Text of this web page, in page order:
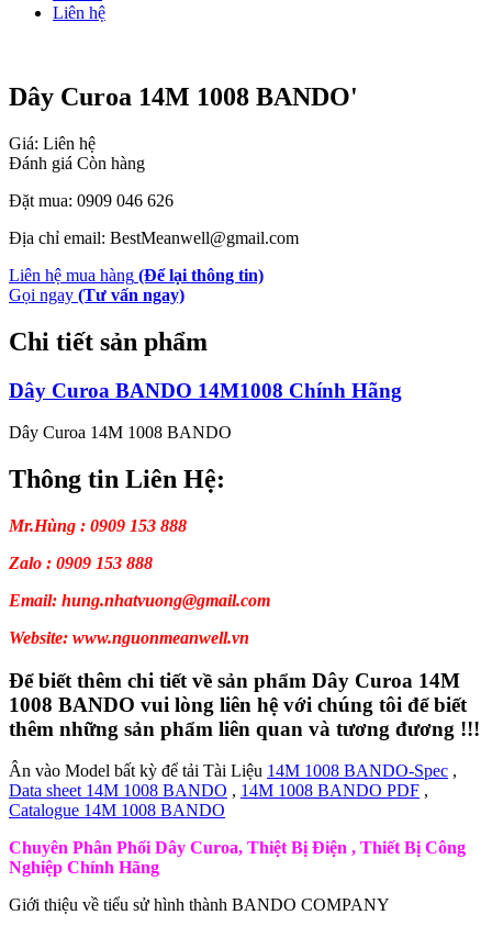
Liên hệ
Dây Curoa 14M 1008 BANDO'
Giá: Liên hệ
Đánh giá Còn hàng
Đặt mua: 0909 046 626
Địa chỉ email: BestMeanwell@gmail.com
Liên hệ mua hàng (Để lại thông tin)
Gọi ngay (Tư vấn ngay)
Chi tiết sản phẩm
Dây Curoa BANDO 14M1008 Chính Hãng
Dây Curoa 14M 1008 BANDO
Thông tin Liên Hệ:
Mr.Hùng : 0909 153 888
Zalo : 0909 153 888
Email: hung.nhatvuong@gmail.com
Website: www.nguonmeanwell.vn
Để biết thêm chi tiết về sản phẩm Dây Curoa 14M
1008 BANDO vui lòng liên hệ với chúng tôi để biết
thêm những sản phẩm liên quan và tương đương !!!
Ân vào Model bất kỳ để tải Tài Liệu 14M 1008 BANDO-Spec ,
Data sheet 14M 1008 BANDO , 14M 1008 BANDO PDF ,
Catalogue 14M 1008 BANDO
Chuyên Phân Phối Dây Curoa, Thiệt Bị Điện , Thiết Bị Công
Nghiệp Chính Hãng
Giới thiệu về tiểu sử hình thành BANDO COMPANY